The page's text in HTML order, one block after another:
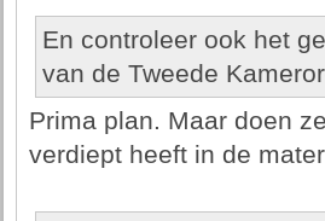
En controleer ook het
van de Tweede
Prima plan. Maar doen
verdiept heeft in de